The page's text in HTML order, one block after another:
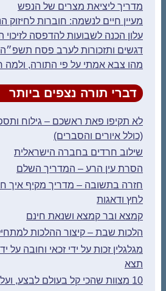
מדריך ליציאת מצרים של הנפש
מעיין חיים לנשמה: חוברות לחיזוק
עלון הכנה לשבועות להדפסה לזיכוי
דגשים ותזכורות לערב פסח תשפ״ה
מהו צבא אמתי על פי התורה, ולמה
דברי תורה נצפים ביותר
לא תקיפו פאת ראשכם – גילוח
(כולל איורים והסברים)
שילוב חרדים בחברה הישראלית
הסרת עין הרע – המדריך השלם
חזרה בתשובה – מדריך מקיף איך
לחץ ודאגות
קמצא ובר קמצא ושנאת חינם
הלכות שבת – קיצור ההלכות
מגלגלין זכות על ידי זכאי וחובה על
תצא
10 מצוות שהכי קל בעולם לבצע, ועל כל אחת שכר עצום